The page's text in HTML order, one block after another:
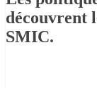
découvrent
SMIC.